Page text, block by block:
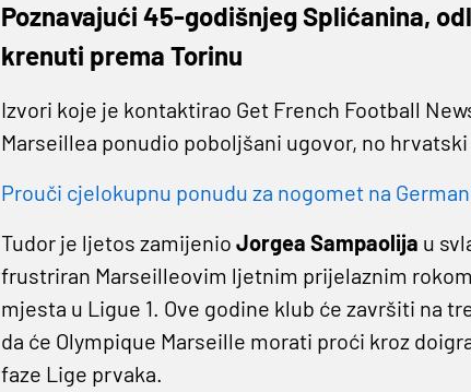
Poznavajući 45-godišnjeg Splićanina,
krenuti prema Torinu
Izvori koje je kontaktirao Get French Football
Marseillea ponudio poboljšani ugovor, no
Prouči cjelokupnu ponudu za nogomet na
Tudor je ljetos zamijenio Jorgea Sampaolija u
frustriran Marseilleovim ljetnim prijelaznim
mjesta u Ligue 1. Ove godine klub će završiti na
da će Olympique Marseille morati proći kroz
faze Lige prvaka.